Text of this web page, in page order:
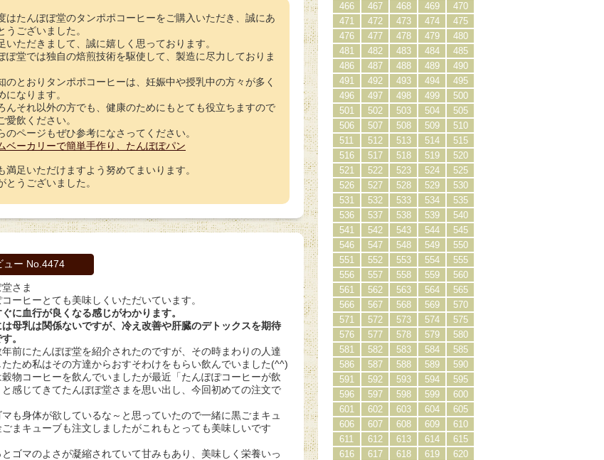
はたんぽぽ堂のタンポポコーヒーをご購入いただき、誠にあ
うございました。
いただきまして、誠に嬉しく思っております。
ぽ堂では独自の焙煎技術を駆使して、製造に尽力しておりま
のとおりタンポポコーヒーは、妊娠中や授乳中の方々が多く
になります。
んそれ以外の方でも、健康のためにもとても役立ちますので
愛飲ください。
のページもぜひ参考になさってください。
ベーカリーで簡単手作り、たんぽぽパン
満足いただけますよう努めてまいります。
とうございました。
ュー No.4474
さま
ーヒーとても美味しくいただいています。
に血行が良くなる感じがわかります。
母乳は関係ないですが、冷え改善や肝臓のデトックスを期待
。
前にたんぽぽ堂を紹介されたのですが、その時まわりの人達
ため私はその方達からおすそわけをもらい飲んでいました(^^)
穀物コーヒーを飲んでいましたが最近「たんぽぽコーヒーが飲
感じてきてたんぽぽ堂さまを思い出し、今回初めての注文で
も身体が欲しているな～と思っていたので一緒に黒ごまキュ
ごまキューブも注文しましたがこれもとっても美味しいです
とゴマのよさが凝縮されていて甘みもあり、美味しく栄養いっ
466
467 468 469
470
471
472 473 474
475
476
477 478 479
480
481
482 483 484
485
486
487 488 489
490
491
492 493 494
495
496
497 498 499
500
501
502 503 504
505
506
507 508 509
510
511
512 513 514
515
516
517 518 519
520
521
522 523 524
525
526
527 528 529
530
531
532 533 534
535
536
537 538 539
540
541
542 543 544
545
546
547 548 549
550
551
552 553 554
555
556
557 558 559
560
561
562 563 564
565
566
567 568 569
570
571
572 573 574
575
576
577 578 579
580
581
582 583 584
585
586
587 588 589
590
591
592 593 594
595
596
597 598 599
600
601
602 603 604
605
606
607 608 609
610
611
612 613 614
615
616
617 618 619
620